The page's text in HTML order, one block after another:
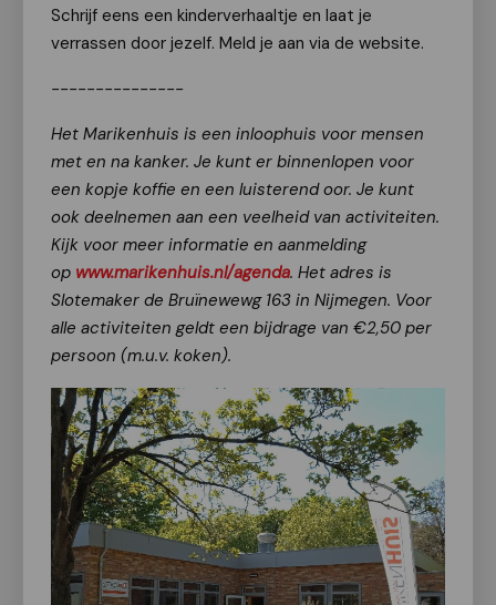
Schrijf eens een kinderverhaaltje en laat je
verrassen door jezelf. Meld je aan via de website.
---------------
Het Marikenhuis is een inloophuis voor mensen
met en na kanker. Je kunt er binnenlopen voor
een kopje koffie en een luisterend oor. Je kunt
ook deelnemen aan een veelheid van activiteiten.
Kijk voor meer informatie en aanmelding
op www.marikenhuis.nl/agenda. Het adres is
Slotemaker de Bruïnewewg 163 in Nijmegen. Voor
alle activiteiten geldt een bijdrage van €2,50 per
persoon (m.u.v. koken).